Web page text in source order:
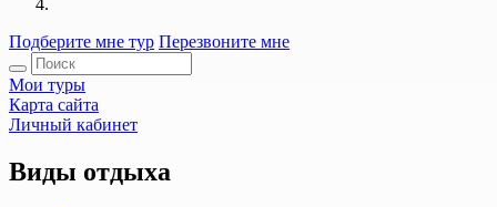
Подберите мне тур Перезвоните мне
Мои туры
Карта сайта
Личный кабинет
Виды отдыха